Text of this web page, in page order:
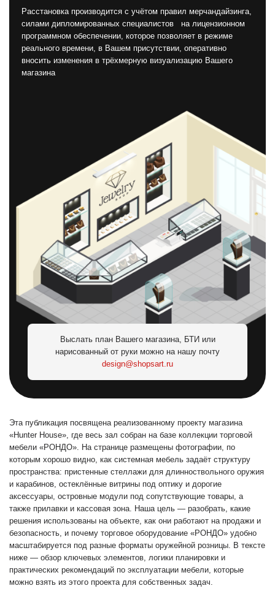
Расстановка производится с учётом правил мерчандайзинга,
силами дипломированных специалистов на лицензионном
программном обеспечении, которое позволяет в режиме
реального времени, в Вашем присутствии, оперативно
вносить изменения в трёхмерную визуализацию Вашего
магазина
Выслать план Вашего магазина, БТИ или
нарисованный от руки можно на нашу почту
design@shopsart.ru
Эта публикация посвящена реализованному проекту магазина
«Hunter House», где весь зал собран на базе коллекции торговой
мебели «РОНДО». На странице размещены фотографии, по
которым хорошо видно, как системная мебель задаёт структуру
пространства: пристенные стеллажи для длинноствольного оружия
и карабинов, остеклённые витрины под оптику и дорогие
аксессуары, островные модули под сопутствующие товары, а
также прилавки и кассовая зона. Наша цель — разобрать, какие
решения использованы на объекте, как они работают на продажи и
безопасность, и почему торговое оборудование «РОНДО» удобно
масштабируется под разные форматы оружейной розницы. В тексте
ниже — обзор ключевых элементов, логики планировки и
практических рекомендаций по эксплуатации мебели, которые
можно взять из этого проекта для собственных задач.